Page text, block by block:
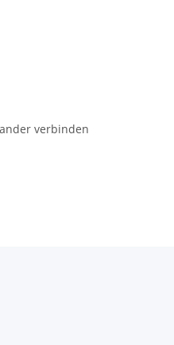
verbinden